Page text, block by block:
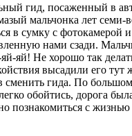
гид, посаженный в
мальчонка лет семи-
в сумку с фотокамерой
нами сзади.
яй! Не хорошо так
высадили его тут
сменить гида. По
обойтись, дорога
познакомиться с